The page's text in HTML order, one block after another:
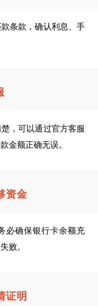
条款，确认利息、手
，可以通过官方客服
金额正确无误。
资金
必确保银行卡余额充
败。
证明